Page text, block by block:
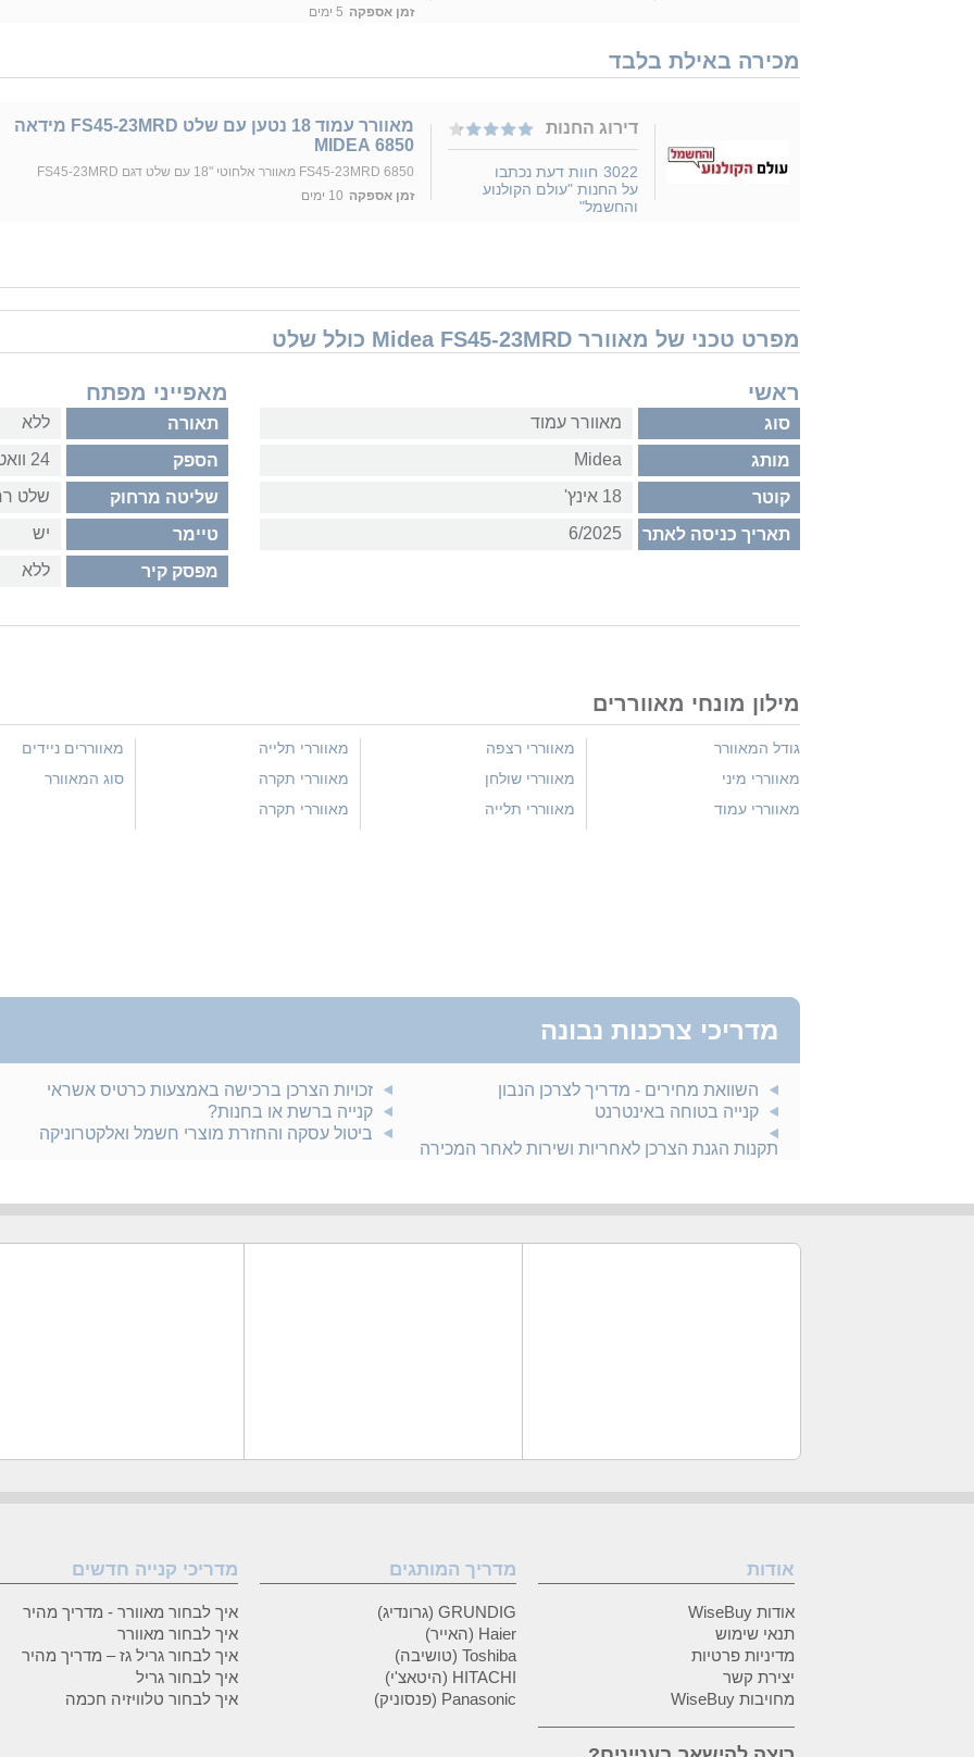
זמן אספקה 5 ימים
מכירה באילת בלבד
דירוג החנות
3022 חוות דעת נכתבו
על החנות "עולם הקולנוע
והחשמל"
מאוורר עמוד 18 נטען עם שלט FS45-23MRD מידאה
6850 MIDEA
FS45-23MRD 6850 מאוורר אלחוטי "18 עם שלט דגם FS45-23MRD
זמן אספקה 10 ימים
מפרט טכני של מאוורר Midea FS45-23MRD כולל שלט
ראשי
סוג מאוורר עמוד
מותג Midea
קוטר 18 אינץ'
תאריך כניסה לאתר 6/2025
מאפייני מפתח
תאורה ללא
הספק 24 וואט
שליטה מרחוק שלט
טיימר יש
מפסק קיר ללא
מילון מונחי מאווררים
גודל המאוורר
מאווררי מיני
מאווררי עמוד
מאווררי רצפה
מאווררי שולחן
מאווררי תלייה
מאווררי תלייה
מאווררי תקרה
מאווררי תקרה
מאווררים ניידים
סוג המאוורר
מדריכי צרכנות נבונה
השוואת מחירים - מדריך לצרכן הנבון
קנייה בטוחה באינטרנט
תקנות הגנת הצרכן לאחריות ושירות לאחר המכירה
זכויות הצרכן ברכישה באמצעות כרטיס אשראי
קנייה ברשת או בחנות?
ביטול עסקה והחזרת מוצרי חשמל ואלקטרוניקה
אודות
אודות WiseBuy
תנאי שימוש
מדיניות פרטיות
יצירת קשר
מחויבות WiseBuy
מדריך המותגים
GRUNDIG (גרונדיג)
Haier (האייר)
Toshiba (טושיבה)
HITACHI (היטאצ'י)
Panasonic (פנסוניק)
מדריכי קנייה חדשים
איך לבחור מאוורר - מדריך מהיר
איך לבחור מאוורר
איך לבחור גריל גז – מדריך מהיר
איך לבחור גריל
איך לבחור טלוויזיה חכמה